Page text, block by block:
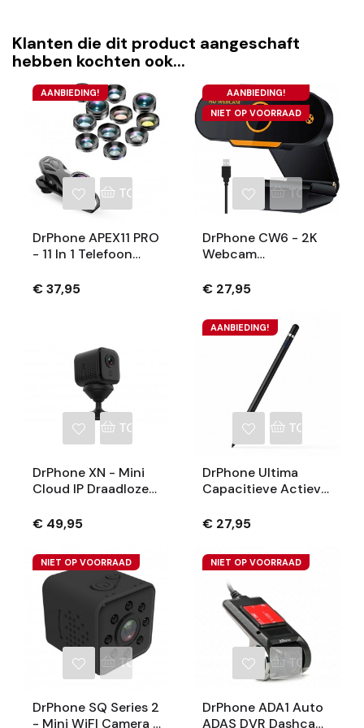
Klanten die dit product aangeschaft
hebben kochten ook...
AANBIEDING!
TOEVOEGEN AAN WINKELWAGEN
DrPhone APEX11 PRO
- 11 In 1 Telefoon
Professioneel
€ 37,95
AANBIEDING!
NIET OP VOORRAAD
DrPhone CW6 - 2K
Webcam
Microfoon &
Zoom Meetings/
Videogesprekken/
€ 27,95
TOEVOEGEN AAN WINKELWAGEN
DrPhone XN - Mini
Cloud IP Draadloze
Met Magnetische
Videocamera
€ 49,95
AANBIEDING!
DrPhone Ultima
Capacitieve Actieve
- Magnetisch -
Voor IPad Pro / Air /
Mini - Samsung
Tablet
€ 27,95
NIET OP VOORRAAD
TOEVOEGEN AAN WINKELWAGEN
DrPhone SQ Series 2
- Mini WiFI Camera -
NIET OP VOORRAAD
DrPhone ADA1 Auto
ADAS DVR Dashcam